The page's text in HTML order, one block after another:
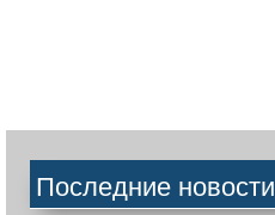
Последние новости